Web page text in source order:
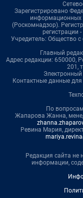
Зарегистрировано
информационных
(Роскомнадзор).
регистрации
Учредитель: Общество
Главный
Адрес редакции: 650000,
201,
Электронный
Контактные данные
По
Жапарова Жанна,
Ревина Мария,
Редакция сайта не
информации,